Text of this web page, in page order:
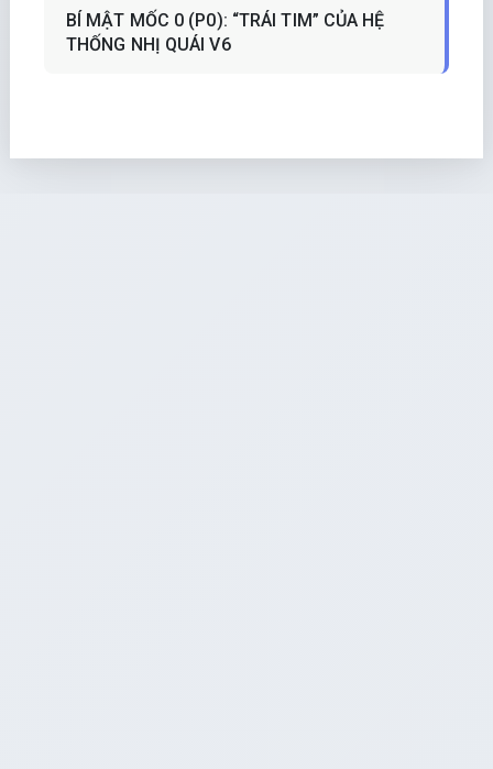
BÍ MẬT MỐC 0 (P0): “TRÁI TIM” CỦA HỆ
THỐNG NHỊ QUÁI V6